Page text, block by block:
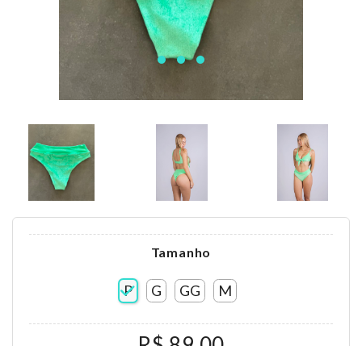
Tamanho
P G GG M